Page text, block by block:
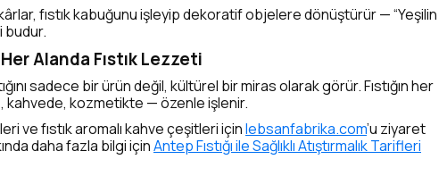
fıstık kabuğunu işleyip dekoratif objelere dönüştürür — “Yeşilin
budur.
Alanda Fıstık Lezzeti
sadece bir ürün değil, kültürel bir miras olarak görür. Fıstığın her
kahvede, kozmetikte — özenle işlenir.
ve fıstık aromalı kahve çeşitleri içinlebsanfabrika.com’u ziyaret
daha fazla bilgi içinAntep Fıstığı ile Sağlıklı Atıştırmalık Tarifleri